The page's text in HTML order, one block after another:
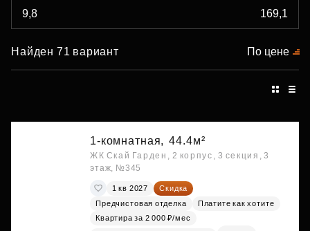
Найден 71 вариант По цене
1-комнатная, 44.4м²
ЖК Скай Гарден, 2 корпус, 3 секция, 3
этаж, №345
1 кв 2027
Скидка
Предчистовая отделка
Платите как хотите
Квартира за 2 000 ₽/мес